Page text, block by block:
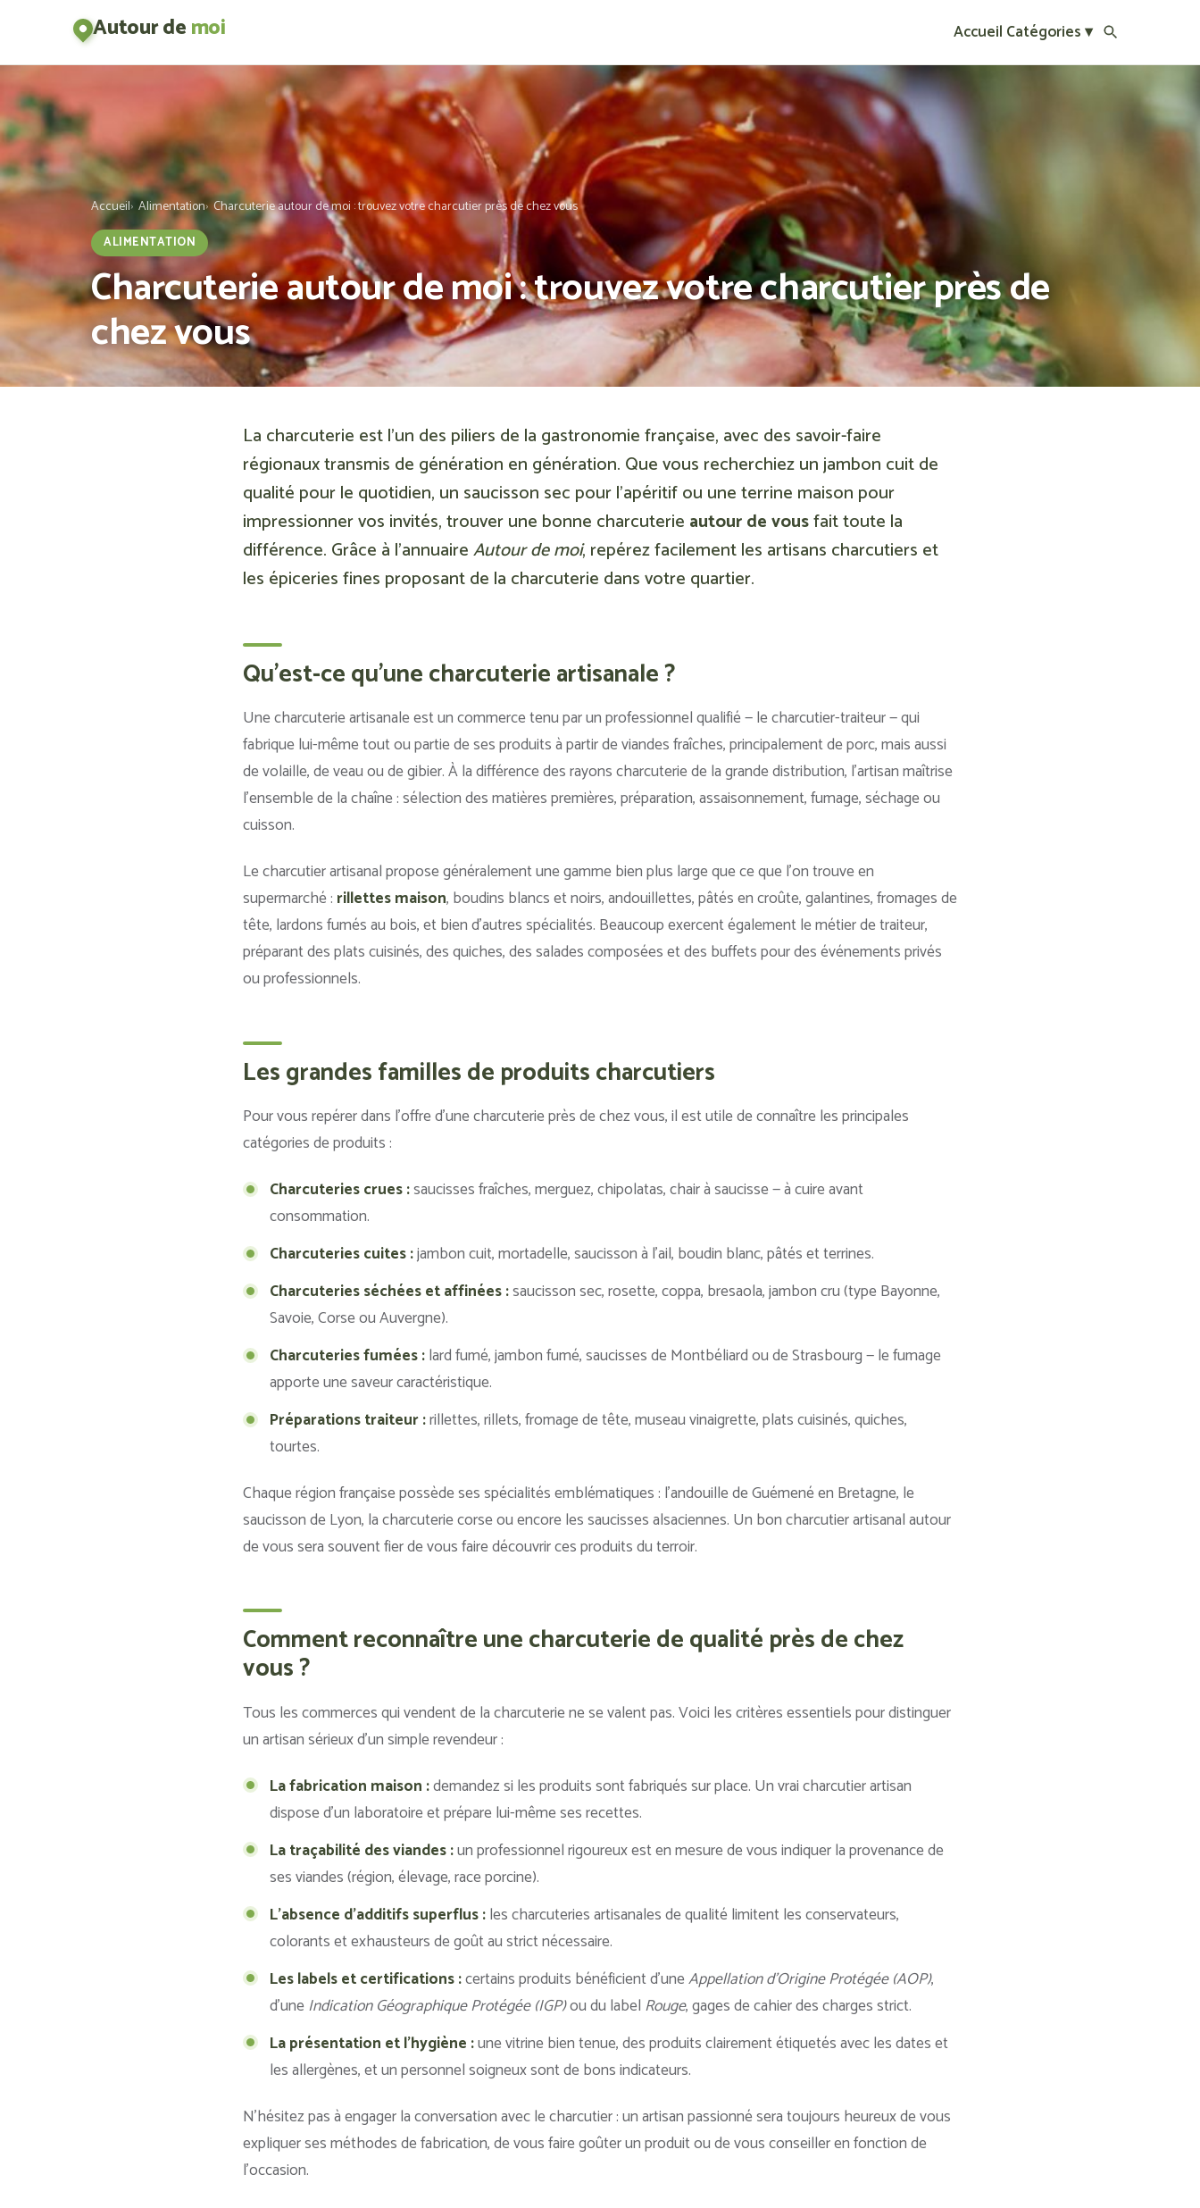
Autour demoi Accueil Catégories ▾
Accueil Alimentation Charcuterie autour de moi : trouvez votre charcutier près de chez vous
ALIMENTATION
Charcuterie autour de moi : trouvez votre charcutier près de
chez vous
La charcuterie est l’un des piliers de la gastronomie française, avec des savoir-faire
régionaux transmis de génération en génération. Que vous recherchiez un jambon cuit de
qualité pour le quotidien, un saucisson sec pour l’apéritif ou une terrine maison pour
impressionner vos invités, trouver une bonne charcuterie autour de vousfait toute la
différence. Grâce à l’annuaireAutour de moi, repérez facilement les artisans charcutiers et
les épiceries fines proposant de la charcuterie dans votre quartier.
Qu'est-ce qu'une charcuterie artisanale ?
Une charcuterie artisanale est un commerce tenu par un professionnel qualifié — le charcutier-traiteur — qui
fabrique lui-même tout ou partie de ses produits à partir de viandes fraîches, principalement de porc, mais aussi
de volaille, de veau ou de gibier. À la différence des rayons charcuterie de la grande distribution, l’artisan maîtrise
l’ensemble de la chaîne : sélection des matières premières, préparation, assaisonnement, fumage, séchage ou
cuisson.
Le charcutier artisanal propose généralement une gamme bien plus large que ce que l’on trouve en
supermarché : rillettes maison, boudins blancs et noirs, andouillettes, pâtés en croûte, galantines, fromages de
tête, lardons fumés au bois, et bien d’autres spécialités. Beaucoup exercent également le métier de traiteur,
préparant des plats cuisinés, des quiches, des salades composées et des buffets pour des événements privés
ou professionnels.
Les grandes familles de produits charcutiers
Pour vous repérer dans l’offre d’une charcuterie près de chez vous, il est utile de connaître les principales
catégories de produits :
Charcuteries crues :saucisses fraîches, merguez, chipolatas, chair à saucisse — à cuire avant
consommation.
Charcuteries cuites :jambon cuit, mortadelle, saucisson à l’ail, boudin blanc, pâtés et terrines.
Charcuteries séchées et affinées :saucisson sec, rosette, coppa, bresaola, jambon cru (type Bayonne,
Savoie, Corse ou Auvergne).
Charcuteries fumées :lard fumé, jambon fumé, saucisses de Montbéliard ou de Strasbourg — le fumage
apporte une saveur caractéristique.
Préparations traiteur :rillettes, rillets, fromage de tête, museau vinaigrette, plats cuisinés, quiches,
tourtes.
Chaque région française possède ses spécialités emblématiques : l’andouille de Guémené en Bretagne, le
saucisson de Lyon, la charcuterie corse ou encore les saucisses alsaciennes. Un bon charcutier artisanal autour
de vous sera souvent fier de vous faire découvrir ces produits du terroir.
Comment reconnaître une charcuterie de qualité près de chez
vous ?
Tous les commerces qui vendent de la charcuterie ne se valent pas. Voici les critères essentiels pour distinguer
un artisan sérieux d’un simple revendeur :
La fabrication maison :demandez si les produits sont fabriqués sur place. Un vrai charcutier artisan
dispose d’un laboratoire et prépare lui-même ses recettes.
La traçabilité des viandes :un professionnel rigoureux est en mesure de vous indiquer la provenance de
ses viandes (région, élevage, race porcine).
L’absence d’additifs superflus :les charcuteries artisanales de qualité limitent les conservateurs,
colorants et exhausteurs de goût au strict nécessaire.
Les labels et certifications :certains produits bénéficient d’uneAppellation d’Origine Protégée (AOP),
d’uneIndication Géographique Protégée (IGP)ou du label Rouge, gages de cahier des charges strict.
La présentation et l’hygiène :une vitrine bien tenue, des produits clairement étiquetés avec les dates et
les allergènes, et un personnel soigneux sont de bons indicateurs.
N’hésitez pas à engager la conversation avec le charcutier : un artisan passionné sera toujours heureux de vous
expliquer ses méthodes de fabrication, de vous faire goûter un produit ou de vous conseiller en fonction de
l’occasion.